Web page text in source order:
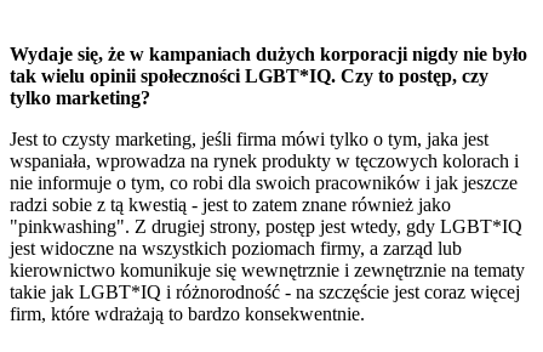
Wydaje się, że w kampaniach dużych korporacji nigdy nie było
tak wielu opinii społeczności LGBT*IQ. Czy to postęp, czy
tylko marketing?
Jest to czysty marketing, jeśli firma mówi tylko o tym, jaka jest
wspaniała, wprowadza na rynek produkty w tęczowych kolorach i
nie informuje o tym, co robi dla swoich pracowników i jak jeszcze
radzi sobie z tą kwestią - jest to zatem znane również jako
"pinkwashing". Z drugiej strony, postęp jest wtedy, gdy LGBT*IQ
jest widoczne na wszystkich poziomach firmy, a zarząd lub
kierownictwo komunikuje się wewnętrznie i zewnętrznie na tematy
takie jak LGBT*IQ i różnorodność - na szczęście jest coraz więcej
firm, które wdrażają to bardzo konsekwentnie.